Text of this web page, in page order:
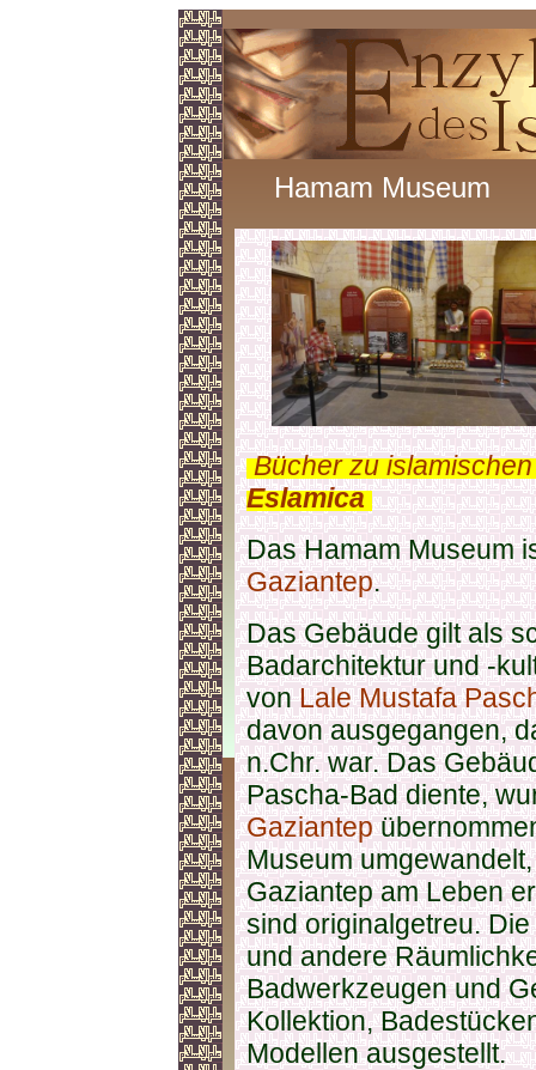
Hamam Museum
.Bücher zu
Eslamica.
Das Hamam Museum
Gaziantep.
Das Gebäude gilt als
Badarchitektur und -
vonLale Mustafa
davon ausgegangen,
n.Chr. war. Das
Pascha-Bad diente,
Gaziantep
Museum
Gaziantep am Leben
sind originalgetreu.
und andere
Badwerkzeugen und
Kollektion,
Modellen ausgestellt.